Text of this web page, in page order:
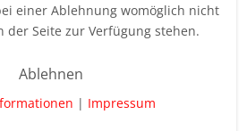
einer Ablehnung womöglich nicht
der Seite zur Verfügung stehen.
Ablehnen
| Impressum